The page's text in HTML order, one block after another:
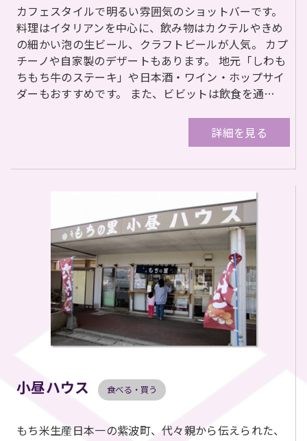
カフェスタイルで明るい雰囲気のショットバーです。
料理はイタリアンを中心に、飲み物はカクテルやきめ
の細かい泡の生ビール、クラフトビールが人気。 カプ
チーノや自家製のデザートもあります。 地元「しわも
ちもち牛のステーキ」や日本酒・ワイン・ホップサイ
ダーもおすすめです。 また、ビビットは飲食を通…
詳細を見る
小昼ハウス 食べる・買う
もち米生産日本一の紫波町、代々親から伝えられた、